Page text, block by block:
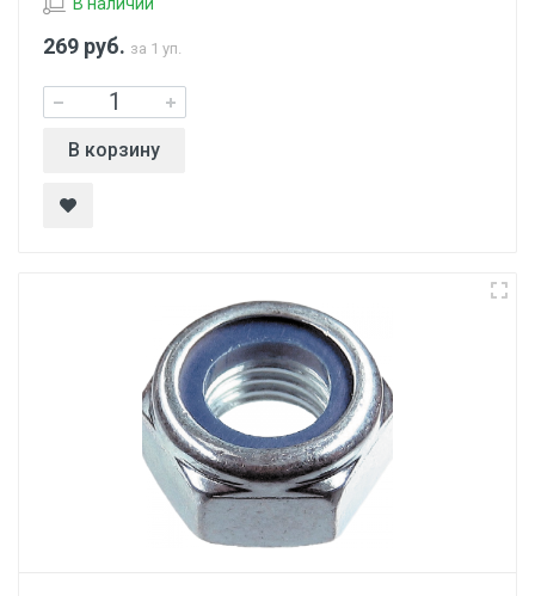
269 руб. за 1 уп.
В корзину